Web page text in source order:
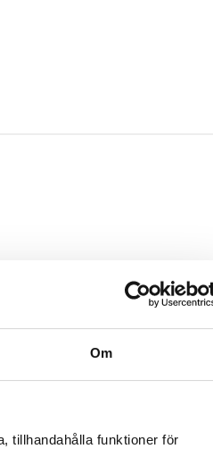
Om
tillhandahålla funktioner för